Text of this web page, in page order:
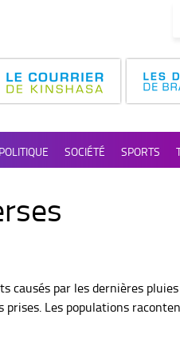
POLITIQUE SOCIÉTÉ SPORTS
causés par les dernières
prises. Les populations